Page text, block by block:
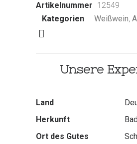
Artikelnummer 12549
Kategorien
Weißwein,
Unsere
Land
Herkunft
Ort des Gutes